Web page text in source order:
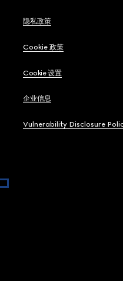
隐私政策
Cookie 政策
Cookie 设置
企业信息
Vulnerability Disclosure